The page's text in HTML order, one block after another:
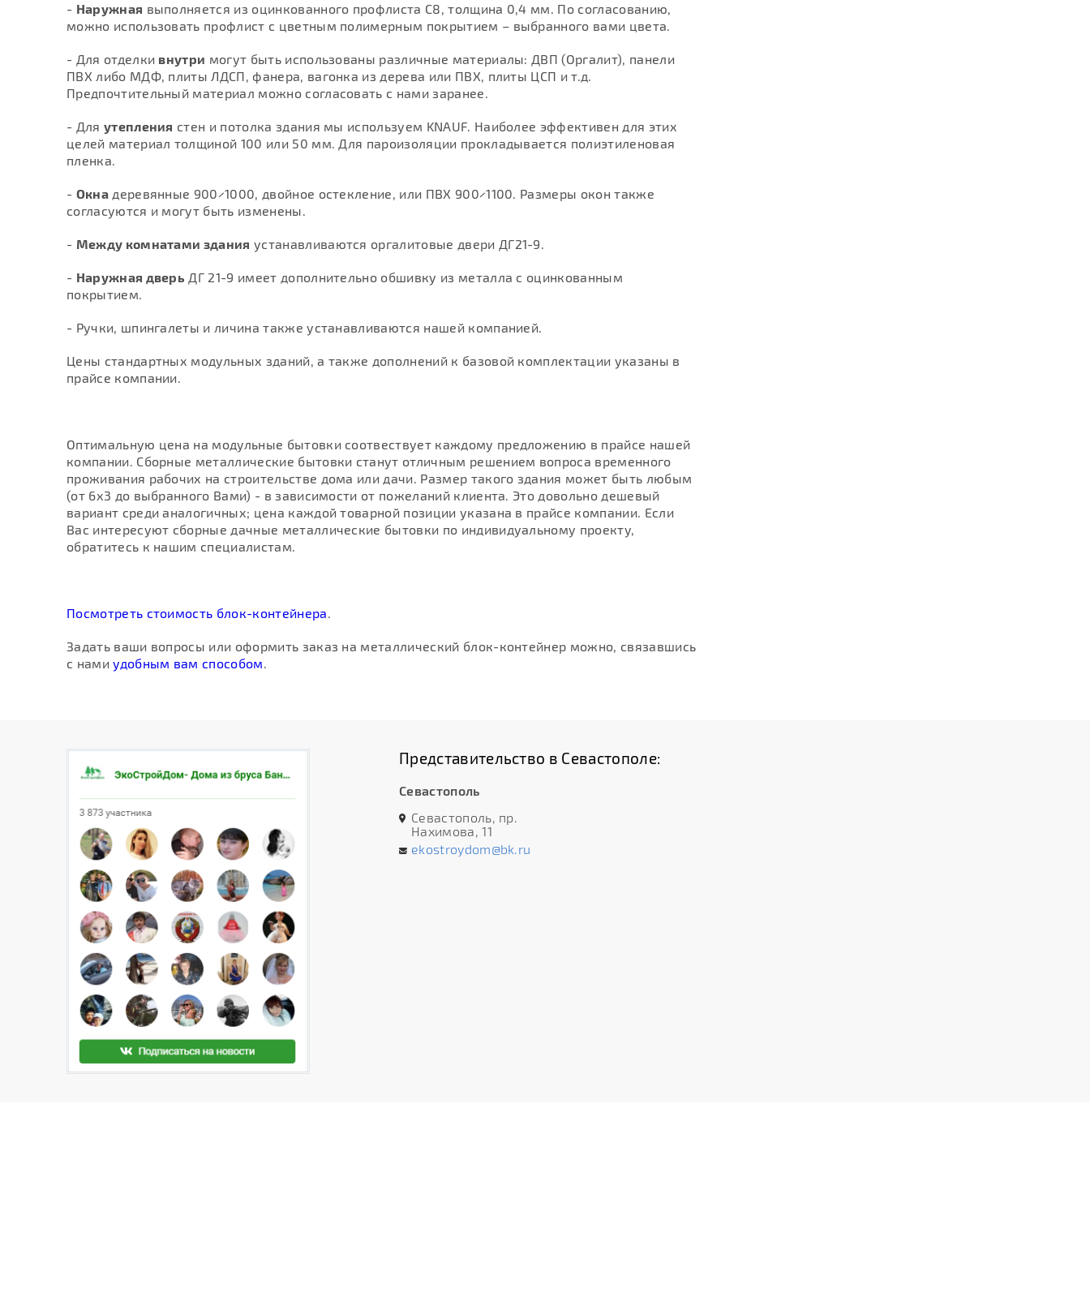
- Наружная выполняется из оцинкованного профлиста С8, толщина 0,4 мм. По согласованию,
можно использовать профлист с цветным полимерным покрытием – выбранного вами цвета.
- Для отделки внутри могут быть использованы различные материалы: ДВП (Оргалит), панели
ПВХ либо МДФ, плиты ЛДСП, фанера, вагонка из дерева или ПВХ, плиты ЦСП и т.д.
Предпочтительный материал можно согласовать с нами заранее.
- Для утепления стен и потолка здания мы используем KNAUF. Наиболее эффективен для этих
целей материал толщиной 100 или 50 мм. Для пароизоляции прокладывается полиэтиленовая
пленка.
- Окнадеревянные 900×1000, двойное остекление, или ПВХ 900×1100. Размеры окон также
согласуются и могут быть изменены.
- Между комнатами здания устанавливаются оргалитовые двери ДГ21-9.
- Наружная дверь ДГ 21-9 имеет дополнительно обшивку из металла с оцинкованным
покрытием.
- Ручки, шпингалеты и личина также устанавливаются нашей компанией.
Цены стандартных модульных зданий, а также дополнений к базовой комплектации указаны в
прайсе компании.
Оптимальную цена на модульные бытовки соотвествует каждому предложению в прайсе нашей
компании. Сборные металлические бытовки станут отличным решением вопроса временного
проживания рабочих на строительстве дома или дачи. Размер такого здания может быть любым
(от 6х3 до выбранного Вами) - в зависимости от пожеланий клиента. Это довольно дешевый
вариант среди аналогичных; цена каждой товарной позиции указана в прайсе компании. Если
Вас интересуют сборные дачные металлические бытовки по индивидуальному проекту,
обратитесь к нашим специалистам.
Посмотреть стоимость блок-контейнера.
Задать ваши вопросы или оформить заказ на металлический блок-контейнер можно, связавшись
с намиудобным вам способом.
Представительство в Севастополе:
Севастополь
Севастополь, пр.
Нахимова, 11
ekostroydom@bk.ru